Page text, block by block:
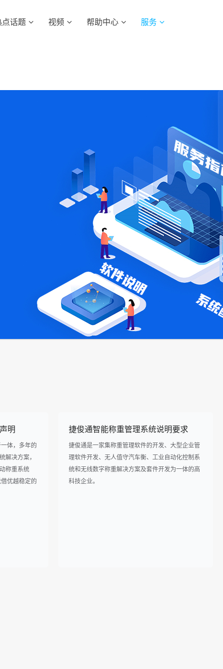
点话题 视频 帮助中心 服务
明
体，多年的
解决方案，
称重系统
优越稳定的
捷俊通智能称重管理系统说明要求
捷俊通是一家集称重管理软件的开发、大型企业管
理软件开发、无人值守汽车衡、工业自动化控制系
统和无线数字称重解决方案及套件开发为一体的高
科技企业。